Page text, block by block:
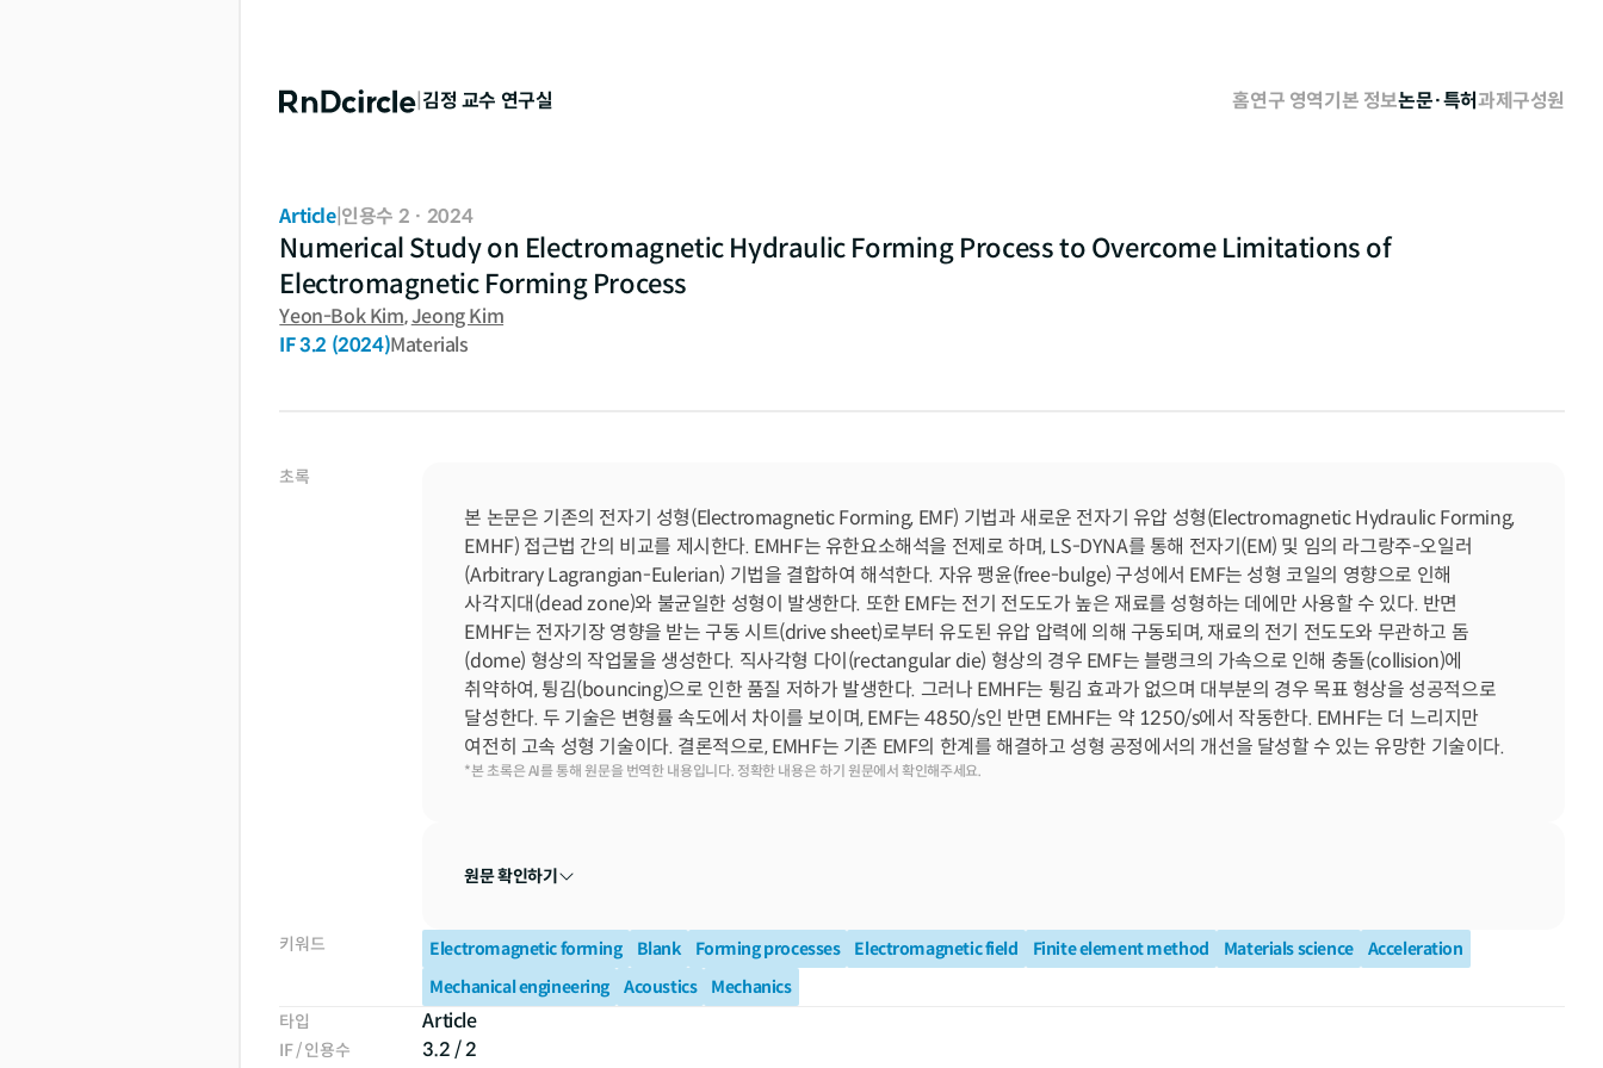
김정 교수 연구실 홈연구 영역기본 정보논문·특허과제구성원
Article| 인용수 2 · 2024
Numerical Study on Electromagnetic Hydraulic Forming Process to Overcome Limitations of
Electromagnetic Forming Process
Yeon-Bok Kim,Jeong Kim
IF3.2 (2024)Materials
초록
본 논문은 기존의 전자기 성형(Electromagnetic Forming, EMF) 기법과 새로운 전자기 유압 성형(Electromagnetic Hydraulic Forming,
EMHF) 접근법 간의 비교를 제시한다. EMHF는 유한요소해석을 전제로 하며, LS-DYNA를 통해 전자기(EM) 및 임의 라그랑주-오일러
(Arbitrary Lagrangian-Eulerian) 기법을 결합하여 해석한다. 자유 팽윤(free-bulge) 구성에서 EMF는 성형 코일의 영향으로 인해
사각지대(dead zone)와 불균일한 성형이 발생한다. 또한 EMF는 전기 전도도가 높은 재료를 성형하는 데에만 사용할 수 있다. 반면
EMHF는 전자기장 영향을 받는 구동 시트(drive sheet)로부터 유도된 유압 압력에 의해 구동되며, 재료의 전기 전도도와 무관하고 돔
(dome) 형상의 작업물을 생성한다. 직사각형 다이(rectangular die) 형상의 경우 EMF는 블랭크의 가속으로 인해 충돌(collision)에
취약하여, 튕김(bouncing)으로 인한 품질 저하가 발생한다. 그러나 EMHF는 튕김 효과가 없으며 대부분의 경우 목표 형상을 성공적으로
달성한다. 두 기술은 변형률 속도에서 차이를 보이며, EMF는 4850/s인 반면 EMHF는 약 1250/s에서 작동한다. EMHF는 더 느리지만
여전히 고속 성형 기술이다. 결론적으로, EMHF는 기존 EMF의 한계를 해결하고 성형 공정에서의 개선을 달성할 수 있는 유망한 기술이다.
*본 초록은 AI를 통해 원문을 번역한 내용입니다. 정확한 내용은 하기 원문에서 확인해주세요.
원문 확인하기
키워드 Electromagnetic forming Blank Forming processes Electromagnetic field Finite element method Materials science
Acceleration
Mechanical engineering
Acoustics
Mechanics
타입
Article
IF / 인용수
3.2 / 2